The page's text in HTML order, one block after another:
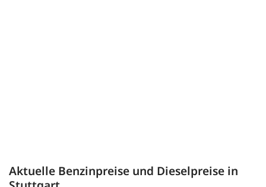
Aktuelle Benzinpreise und Dieselpreise in